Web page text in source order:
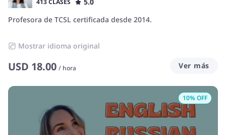
413 CLASES
Profesora de TCSL certificada desde 2014.
Mostrar idioma original
USD 18.00 / hora Ver más
10% OFF